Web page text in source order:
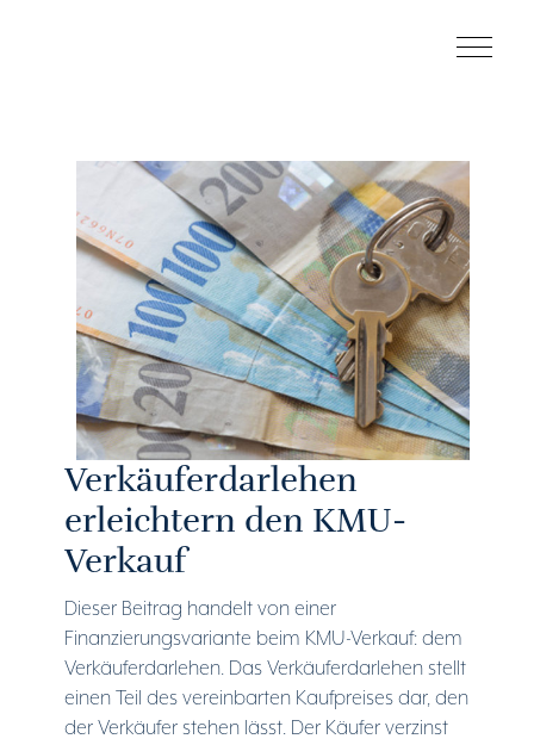
Verkäuferdarlehen
erleichtern den KMU-
Verkauf
Dieser Beitrag handelt von einer
Finanzierungsvariante beim KMU-Verkauf: dem
Verkäuferdarlehen. Das Verkäuferdarlehen stellt
einen Teil des vereinbarten Kaufpreises dar, den
der Verkäufer stehen lässt. Der Käufer verzinst